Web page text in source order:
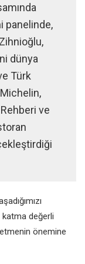
panelinde,
dünya
Türk
ve
katma değerli
önemine